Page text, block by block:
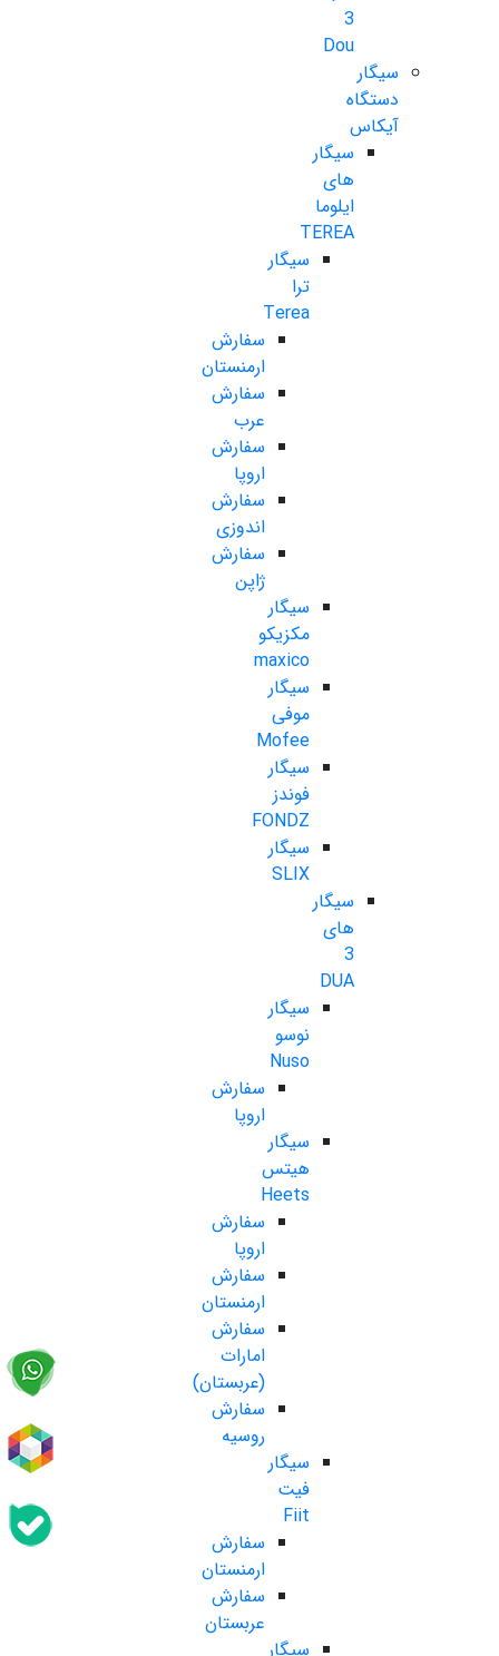
3
Dou
سیگار
دستگاه
آیکاس
سیگار
های
ایلوما
TEREA
سیگار
ترا
Terea
سفارش
ارمنستان
سفارش
عرب
سفارش
اروپا
سفارش
اندوزی
سفارش
ژاپن
سیگار
مکزیکو
maxico
سیگار
موفی
Mofee
سیگار
فوندز
FONDZ
سیگار
SLIX
سیگار
های
3
DUA
سیگار
نوسو
Nuso
سفارش
اروپا
سیگار
هیتس
Heets
سفارش
اروپا
سفارش
ارمنستان
سفارش
امارات
(عربستان)
سفارش
روسیه
سیگار
فیت
Fiit
سفارش
ارمنستان
سفارش
عربستان
سیگار